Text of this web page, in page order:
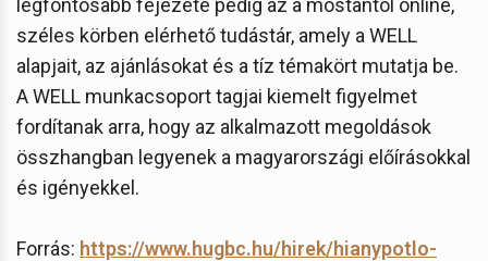
széles körben elérhető tudástár, amely a WELL
alapjait, az ajánlásokat és a tíz témakört mutatja be.
A WELL munkacsoport tagjai kiemelt figyelmet
fordítanak arra, hogy az alkalmazott megoldások
összhangban legyenek a magyarországi előírásokkal
és igényekkel.
Forrás: https://www.hugbc.hu/hirek/hianypotlo-